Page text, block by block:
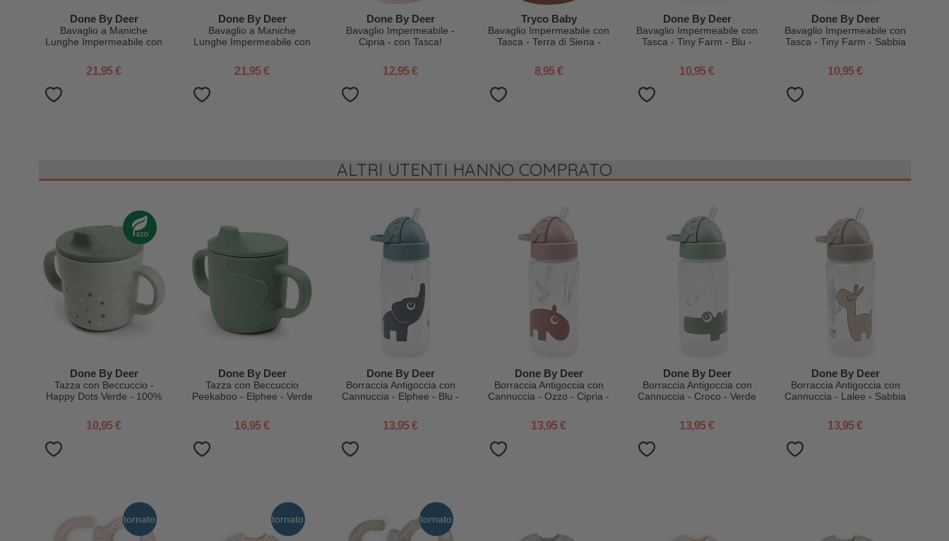
Done By Deer
Bavaglio a Maniche
Lunghe Impermeabile con
Certificato Oeko-Tex
21,95 €
Done By Deer
Bavaglio a Maniche
Lunghe Impermeabile con
Certificato Oeko-Tex
21,95 €
Done By Deer
Bavaglio Impermeabile -
Cipria - con Tasca!
12,95 €
Tryco Baby
Bavaglio Impermeabile con
Tasca - Terra di Siena -
8,95 €
Done By Deer
Bavaglio Impermeabile con
Tasca - Tiny Farm - Blu -
10,95 €
Done By Deer
Bavaglio Impermeabile con
Tasca - Tiny Farm - Sabbia
10,95 €
ALTRI UTENTI HANNO COMPRATO
Done By Deer
Tazza con Beccuccio -
Happy Dots Verde - 100%
10,95 €
Done By Deer
Tazza con Beccuccio
Peekaboo - Elphee - Verde
- con Due Manici
16,95 €
Done By Deer
Borraccia Antigoccia con
Cannuccia - Elphee - Blu -
13,95 €
Done By Deer
Borraccia Antigoccia con
Cannuccia - Ozzo - Cipria -
13,95 €
Done By Deer
Borraccia Antigoccia con
Cannuccia - Croco - Verde
13,95 €
Done By Deer
Borraccia Antigoccia con
Cannuccia - Lalee - Sabbia
13,95 €
tornato tornato tornato